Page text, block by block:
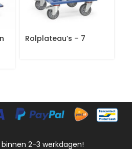
Rolplateau’s – 7
2-3 werkdagen!